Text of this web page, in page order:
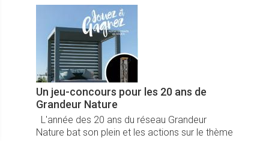
Un jeu-concours pour les 20 ans de
Grandeur Nature
L'année des 20 ans du réseau Grandeur
Nature bat son plein et les actions sur le thème